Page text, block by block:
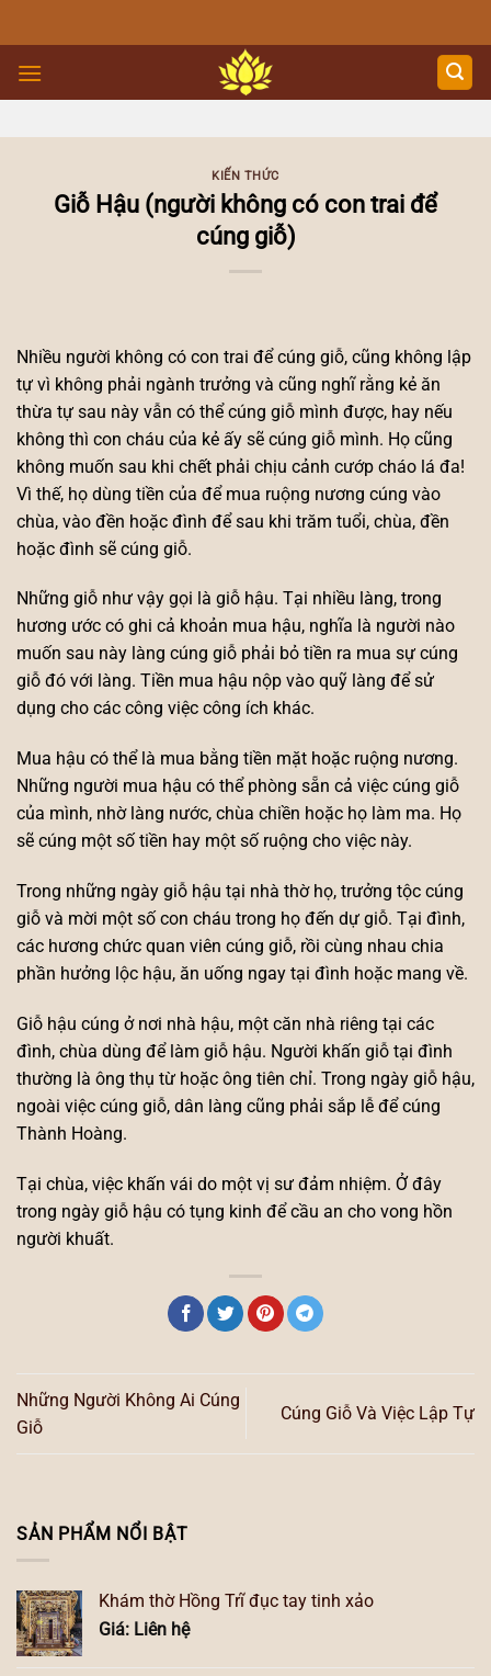
to
content
SẢN PHẨM NỔI BẬT
Khám thờ Hồng Trĩ đục tay tinh xảo
Giá: Liên hệ
KIẾN THỨC
Giỗ Hậu (người không có con trai để
cúng giỗ)
Nhiều người không có con trai để cúng giỗ, cũng không lập
tự vì không phải ngành trưởng và cũng nghĩ rằng kẻ ăn
thừa tự sau này vẫn có thể cúng giỗ mình được, hay nếu
không thì con cháu của kẻ ấy sẽ cúng giỗ mình. Họ cũng
không muốn sau khi chết phải chịu cảnh cướp cháo lá đa!
Vì thế, họ dùng tiền của để mua ruộng nương cúng vào
chùa, vào đền hoặc đình để sau khi trăm tuổi, chùa, đền
hoặc đình sẽ cúng giỗ.
Những giỗ như vậy gọi là giỗ hậu. Tại nhiều làng, trong
hương ước có ghi cả khoản mua hậu, nghĩa là người nào
muốn sau này làng cúng giỗ phải bỏ tiền ra mua sự cúng
giỗ đó với làng. Tiền mua hậu nộp vào quỹ làng để sử
dụng cho các công việc công ích khác.
Mua hậu có thể là mua bằng tiền mặt hoặc ruộng nương.
Những người mua hậu có thể phòng sẵn cả việc cúng giỗ
của mình, nhờ làng nước, chùa chiền hoặc họ làm ma. Họ
sẽ cúng một số tiền hay một số ruộng cho việc này.
Trong những ngày giỗ hậu tại nhà thờ họ, trưởng tộc cúng
giỗ và mời một số con cháu trong họ đến dự giỗ. Tại đình,
các hương chức quan viên cúng giỗ, rồi cùng nhau chia
phần hưởng lộc hậu, ăn uống ngay tại đình hoặc mang về.
Giỗ hậu cúng ở nơi nhà hậu, một căn nhà riêng tại các
đình, chùa dùng để làm giỗ hậu. Người khấn giỗ tại đình
thường là ông thụ từ hoặc ông tiên chỉ. Trong ngày giỗ hậu,
ngoài việc cúng giỗ, dân làng cũng phải sắp lễ để cúng
Thành Hoàng.
Tại chùa, việc khấn vái do một vị sư đảm nhiệm. Ở đây
trong ngày giỗ hậu có tụng kinh để cầu an cho vong hồn
người khuất.
Những Người Không Ai Cúng
Giỗ
Cúng Giỗ Và Việc Lập Tự